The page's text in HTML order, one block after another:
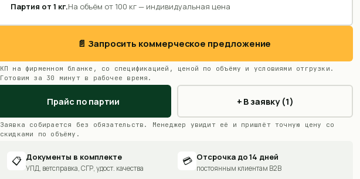
Партия от 1 кг.На объём от 100 кг — индивидуальная цена
📄 Запросить коммерческое предложение
КП на фирменном бланке, со спецификацией, ценой по объёму и условиями отгрузки.
Готовим за 30 минут в рабочее время.
Прайс по партии + В заявку (1)
Заявка собирается без обязательств. Менеджер увидит её и пришлёт точную цену со
скидками по объёму.
📋 Документы в комплекте
УПД, ветсправка, СГР, удост. качества
💳 Отсрочка до 14 дней
постоянным клиентам B2B